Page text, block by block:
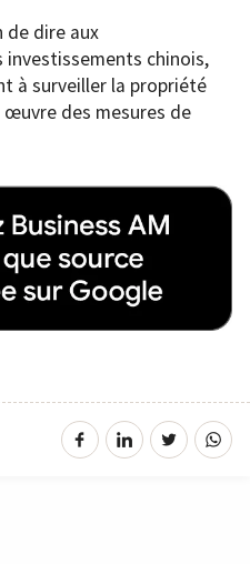
de dire aux
chinois,
à surveiller la propriété
des mesures de